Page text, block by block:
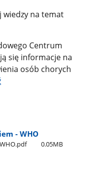
wiedzy na temat
Centrum
się informacje na
osób chorych
- WHO
0.05MB